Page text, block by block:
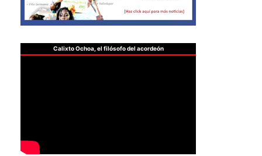
Calixto Ochoa, el filósofo del acordeón